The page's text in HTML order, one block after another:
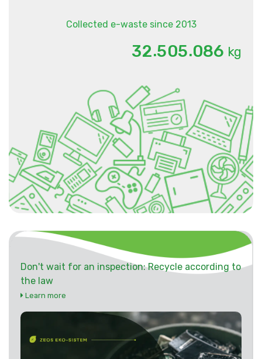
Collected e-waste since 2013
32.505.086 kg
Don't wait for an inspection: Recycle according to
the law
Learn more